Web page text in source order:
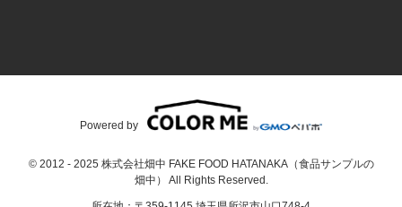
© 2012 - 2025 株式会社畑中 FAKE FOOD HATANAKA（食品サンプルの
畑中） All Rights Reserved.
Powered by